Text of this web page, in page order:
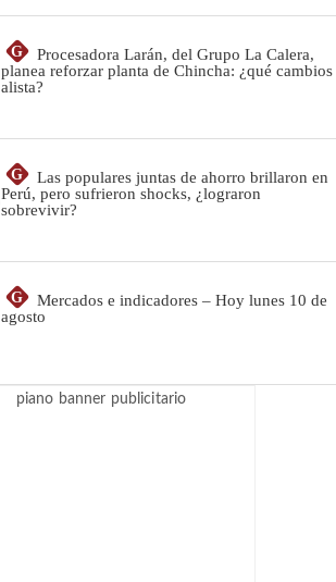
G
Procesadora Larán, del Grupo La Calera,
planea reforzar planta de Chincha: ¿qué cambios
alista?
G
Las populares juntas de ahorro brillaron en
Perú, pero sufrieron shocks, ¿lograron
sobrevivir?
G
Mercados e indicadores – Hoy lunes 10 de
agosto